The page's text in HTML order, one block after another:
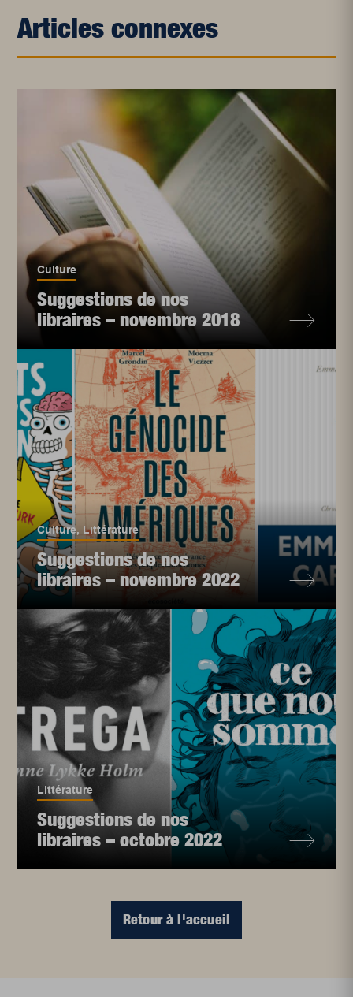
Articles connexes
Culture
Suggestions de nos
libraires – novembre 2018
Culture, Littérature
Suggestions de nos
libraires – novembre 2022
Littérature
Suggestions de nos
libraires – octobre 2022
Retour à l'accueil